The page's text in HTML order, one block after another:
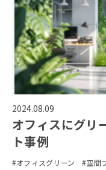
2024.08.09
オフィスにグリ
ト事例
#オフィスグリーン #空間